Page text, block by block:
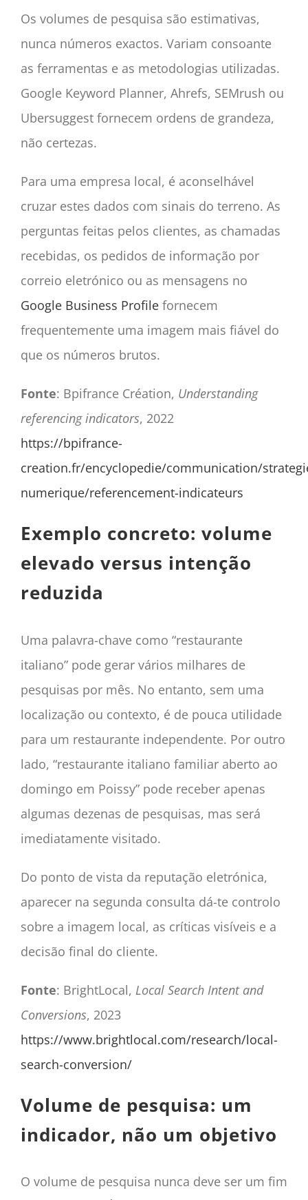
Os volumes de pesquisa são estimativas,
nunca números exactos. Variam consoante
as ferramentas e as metodologias utilizadas.
Google Keyword Planner, Ahrefs, SEMrush ou
Ubersuggest fornecem ordens de grandeza,
não certezas.
Para uma empresa local, é aconselhável
cruzar estes dados com sinais do terreno. As
perguntas feitas pelos clientes, as chamadas
recebidas, os pedidos de informação por
correio eletrónico ou as mensagens no
Google Business Profilefornecem
frequentemente uma imagem mais fiável do
que os números brutos.
Fonte: Bpifrance Création, Understanding
referencing indicators, 2022
https://bpifrance-
creation.fr/encyclopedie/communication/
numerique/referencement-indicateurs
Exemplo concreto: volume
elevado versus intenção
reduzida
Uma palavra-chave como “restaurante
italiano” pode gerar vários milhares de
pesquisas por mês. No entanto, sem uma
localização ou contexto, é de pouca utilidade
para um restaurante independente. Por outro
lado, “restaurante italiano familiar aberto ao
domingo em Poissy” pode receber apenas
algumas dezenas de pesquisas, mas será
imediatamente visitado.
Do ponto de vista da reputação eletrónica,
aparecer na segunda consulta dá-te controlo
sobre a imagem local, as críticas visíveis e a
decisão final do cliente.
Fonte: BrightLocal, Local Search Intent and
Conversions, 2023
https://www.brightlocal.com/research/local-
search-conversion/
Volume de pesquisa: um
indicador, não um objetivo
O volume de pesquisa nunca deve ser um fim